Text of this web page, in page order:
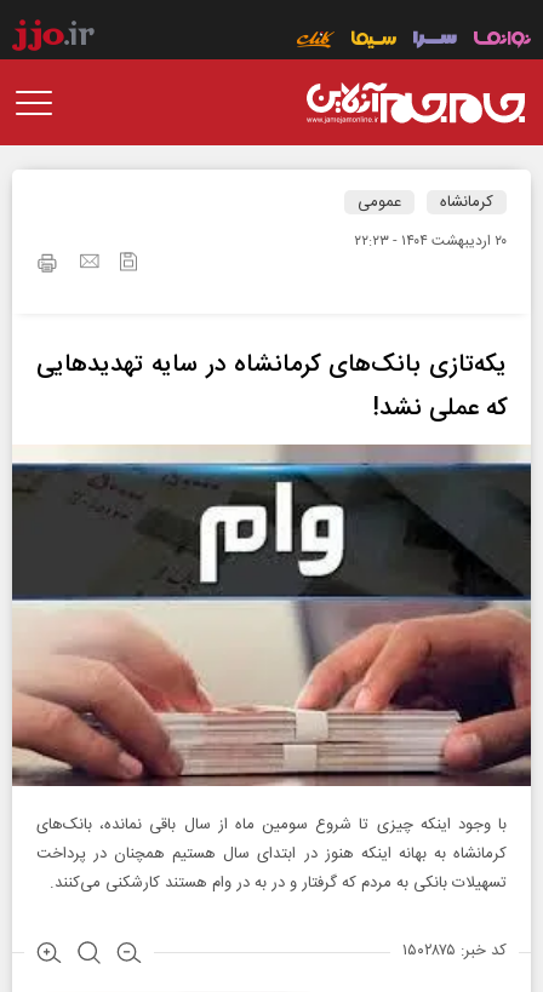
کرمانشاه عمومی
۲۰ ارديبهشت ۱۴۰۴ - ۲۲:۲۳
یکه‌تازی بانک‌های کرمانشاه در سایه تهدیدهایی
که عملی نشد!
با وجود اینکه چیزی تا شروع سومین ماه از سال باقی نمانده، بانک‌های
کرمانشاه به بهانه اینکه هنوز در ابتدای سال هستیم همچنان در پرداخت
تسهیلات بانکی به مردم که گرفتار و در به در وام هستند کارشکنی می‌کنند.
کد خبر: ۱۵۰۲۸۷۵